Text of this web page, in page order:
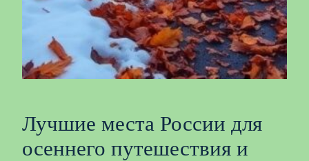
Лучшие места России для
осеннего путешествия и